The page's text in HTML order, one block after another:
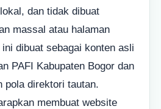
dan tidak dibuat
massal atau halaman
dibuat sebagai konten asli
PAFI Kabupaten Bogor dan
pola direktori tautan.
membuat website